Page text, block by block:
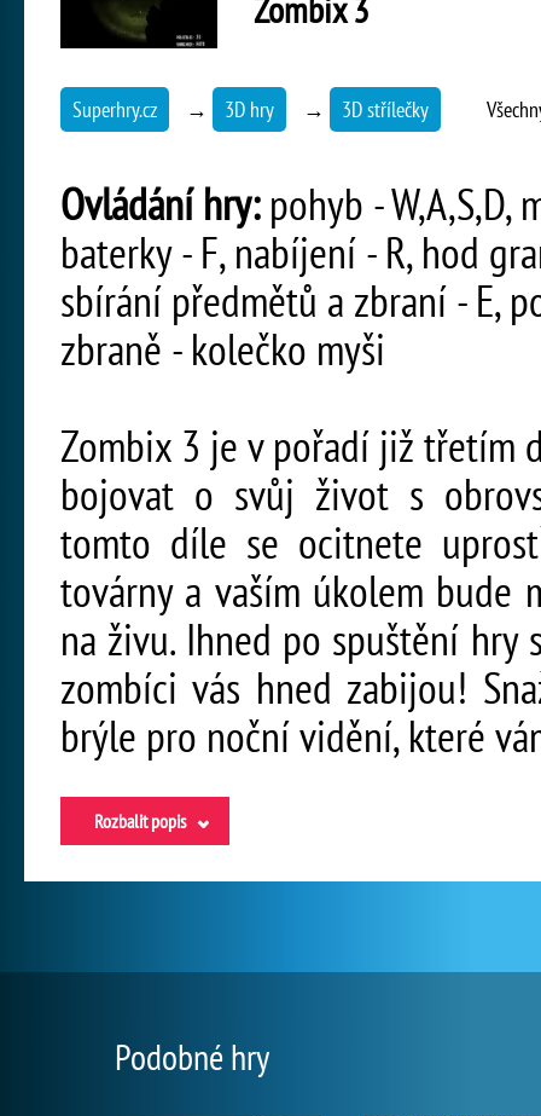
Superhry.cz → 3D hry → 3D střílečky
Ovládání hry:pohyb - W,A,S,D,
baterky - F, nabíjení - R, hod
sbírání předmětů a zbraní - E,
zbraně - kolečko myši
Zombix 3 je v pořadí již třetím
bojovat o svůj život s
tomto díle se ocitnete
továrny a vaším úkolem bude
na živu. Ihned po spuštění
zombíci vás hned zabijou!
brýle pro noční vidění, které
Rozbalit popis
Podobné hry